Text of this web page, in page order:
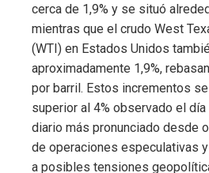
cerca de 1,9% y se situó
mientras que el crudo West
(WTI) en Estados Unidos
aproximadamente 1,9%,
por barril. Estos incrementos
superior al 4% observado el
diario más pronunciado desde
de operaciones especulativas
a posibles tensiones